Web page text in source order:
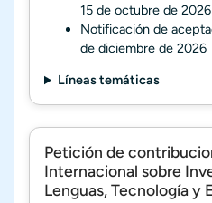
15 de octubre de 2026
Notificación de
de diciembre de 2026
Líneas temáticas
Petición de
Internacional sobre
Lenguas, Tecnología y